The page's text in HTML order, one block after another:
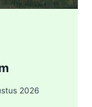
2026